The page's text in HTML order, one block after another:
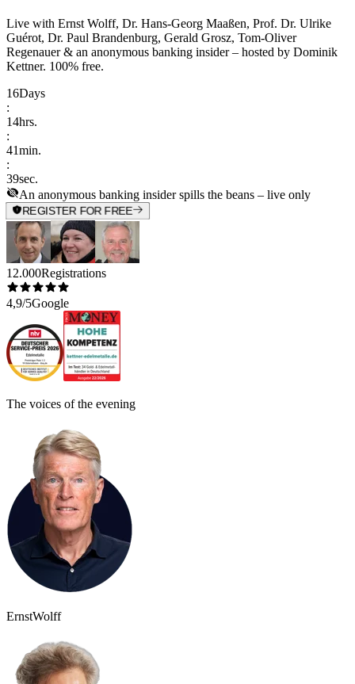
Live with Ernst Wolff, Dr. Hans-Georg Maaßen, Prof. Dr. Ulrike
Guérot, Dr. Paul Brandenburg, Gerald Grosz, Tom-Oliver
Regenauer & an anonymous banking insider– hosted by Dominik
Kettner. 100% free.
16Days
:
14hrs.
:
41min.
:
39sec.
An anonymous banking insider spills the beans – live only
REGISTER FOR FREE
12.000Registrations
4,9/5Google
The voices of the evening
ErnstWolff